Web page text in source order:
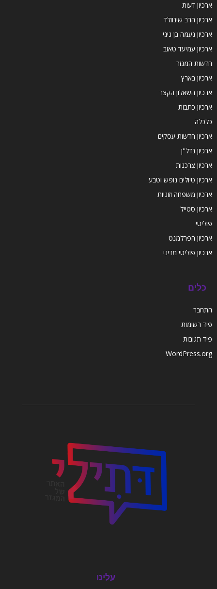
ארכיון דעות
ארכיון הרב שינוולד
ארכיון נעמה בן גיגי
ארכיון עמיעד טאוב
חדשות המגזר
ארכיון בארץ
ארכיון השאלון הקצר
ארכיון כתבות
כלכלה
ארכיון חדשות עסקים
ארכיון נדל''ן
ארכיון צרכנות
ארכיון טיולים נופש וטבע
ארכיון משפחה וזוגיות
ארכיון סטייל
פוליטי
ארכיון הפרלמנט
ארכיון פוליטי מדיני
כלים
התחבר
פיד רשומות
פיד תגובות
WordPress.org
עלינו